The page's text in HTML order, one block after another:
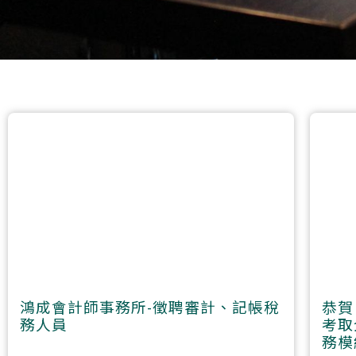
鴻成會計師事務所-徵聘審計、記帳稅
務人員
恭
考
務